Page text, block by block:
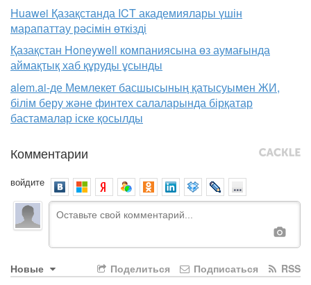
Huawei Қазақстанда ICT академиялары үшін
марапаттау рәсімін өткізді
Қазақстан Honeywell компаниясына өз аумағында
аймақтық хаб құруды ұсынды
alem.ai-де Мемлекет басшысының қатысуымен ЖИ,
білім беру және финтех салаларында бірқатар
бастамалар іске қосылды
Комментарии
войдите
Новые RSS
Подписаться
Поделиться